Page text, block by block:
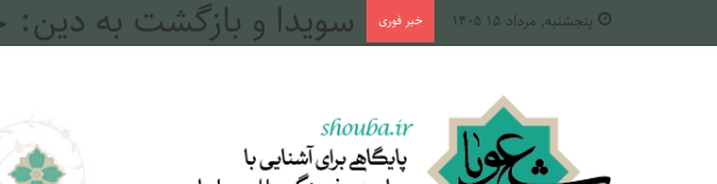
پنجشنبه, مرداد ۱۵ ۱۴۰۵ خبر فوری طهران، میان دجله و فرات